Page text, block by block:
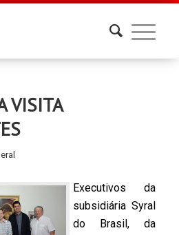
VISITA
Executivos da
subsidiária Syral
do Brasil, da